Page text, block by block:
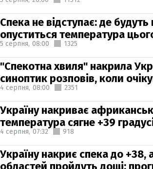
Спека не відступає: де будуть
опуститься температура
5 серпня, 08:00 1325
"Спекотна хвиля" накрила
синоптик розповів, коли
4 серпня, 08:00 2351
Україну накриває
температура сягне +39
4 серпня, 07:32 918
Україну накриє спека до +38,
областей пройдуть дощі: